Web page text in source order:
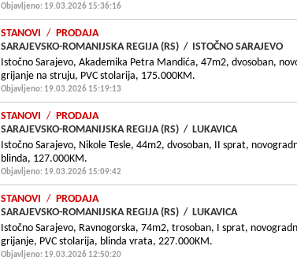
Objavljeno: 19.03.2026 15:36:16
STANOVI / PRODAJA
SARAJEVSKO-ROMANIJSKA REGIJA (RS) / ISTOČNO SARAJEVO
Istočno Sarajevo, Akademika Petra Mandića, 47m2, dvosoban,
grijanje na struju, PVC stolarija, 175.000KM.
Objavljeno: 19.03.2026 15:19:13
STANOVI / PRODAJA
SARAJEVSKO-ROMANIJSKA REGIJA (RS) / LUKAVICA
Istočno Sarajevo, Nikole Tesle, 44m2, dvosoban, II sprat,
blinda, 127.000KM.
Objavljeno: 19.03.2026 15:09:42
STANOVI / PRODAJA
SARAJEVSKO-ROMANIJSKA REGIJA (RS) / LUKAVICA
Istočno Sarajevo, Ravnogorska, 74m2, trosoban, I sprat,
grijanje, PVC stolarija, blinda vrata, 227.000KM.
Objavljeno: 19.03.2026 12:50:20